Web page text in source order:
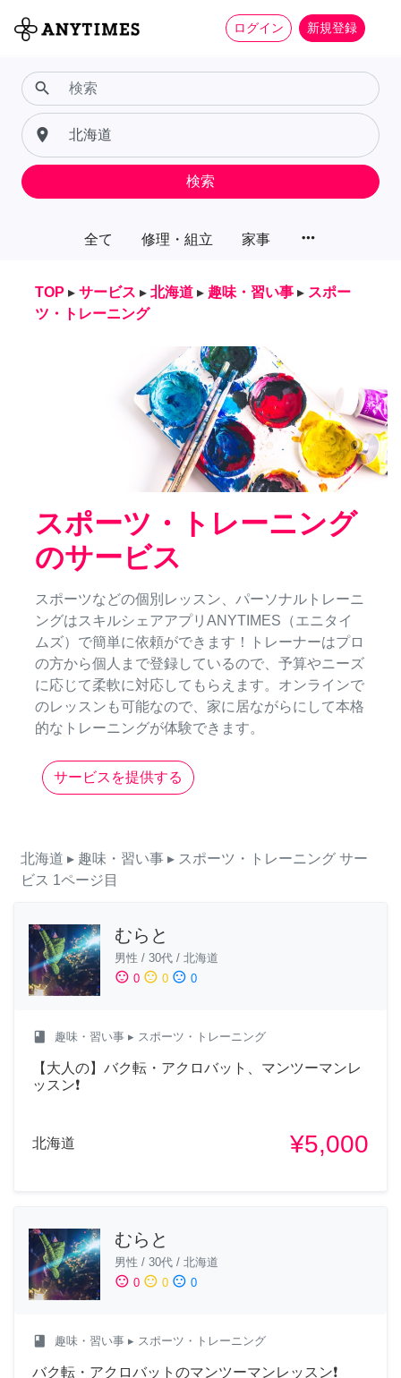
ログイン 新規登録
全て 修理・組立 家事 more_horiz
search
place
検索
TOP ▸ サービス ▸ 北海道 ▸ 趣味・習い事 ▸ スポー
ツ・トレーニング
スポーツ・トレーニング
のサービス
スポーツなどの個別レッスン、パーソナルトレーニ
ングはスキルシェアアプリANYTIMES（エニタイ
ムズ）で簡単に依頼ができます！トレーナーはプロ
の方から個人まで登録しているので、予算やニーズ
に応じて柔軟に対応してもらえます。オンラインで
のレッスンも可能なので、家に居ながらにして本格
的なトレーニングが体験できます。
サービスを提供する
北海道 ▸ 趣味・習い事 ▸ スポーツ・トレーニング サー
ビス 1ページ目
むらと
男性 / 30代 / 北海道
sentiment_satisfied 0 sentiment_neutral 0 sentiment_dissatisfied 0
class 趣味・習い事 ▸ スポーツ・トレーニング
【大人の】バク転・アクロバット、マンツーマンレ
ッスン❗️
北海道 ¥5,000
むらと
男性 / 30代 / 北海道
sentiment_satisfied 0 sentiment_neutral 0 sentiment_dissatisfied 0
class 趣味・習い事 ▸ スポーツ・トレーニング
バク転・アクロバットのマンツーマンレッスン❗️